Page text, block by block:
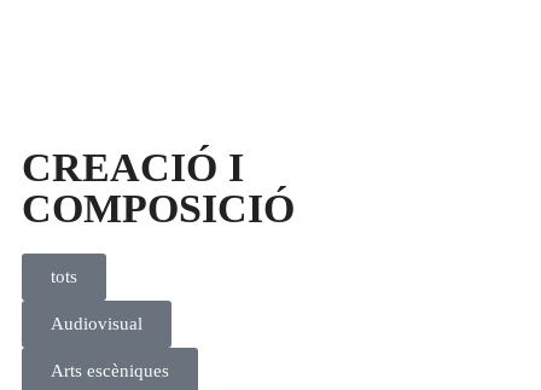
CREACIÓ I
COMPOSICIÓ
tots
Audiovisual
Arts escèniques